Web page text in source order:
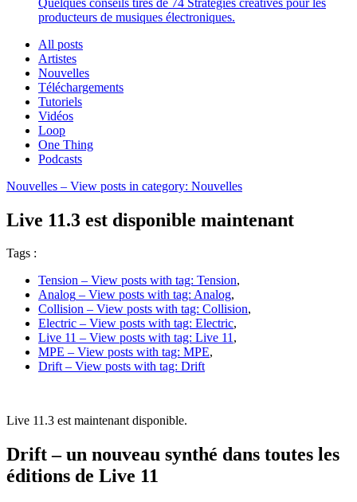
producteurs de musiques électroniques.
All posts
Artistes
Nouvelles
Téléchargements
Tutoriels
Vidéos
Loop
One Thing
Podcasts
Nouvelles – View posts in category: Nouvelles
Live 11.3 est disponible maintenant
Tags :
Tension – View posts with tag: Tension,
Analog – View posts with tag: Analog,
Collision – View posts with tag: Collision,
Electric – View posts with tag: Electric,
Live 11 – View posts with tag: Live 11,
MPE – View posts with tag: MPE,
Drift– View posts with tag: Drift
Live 11.3 est maintenant disponible.
Drift – un nouveau synthé dans toutes les
éditions de Live 11